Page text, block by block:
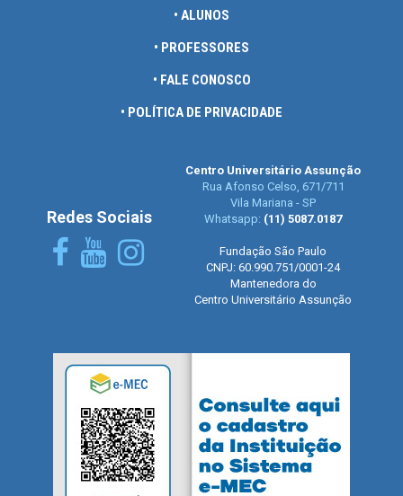
• ALUNOS
• PROFESSORES
• FALE CONOSCO
• POLÍTICA DE PRIVACIDADE
Redes Sociais
Centro Universitário Assunção
Rua Afonso Celso, 671/711
Vila Mariana - SP
Whatsapp: (11) 5087.0187
Fundação São Paulo
CNPJ: 60.990.751/0001-24
Mantenedora do
Centro Universitário Assunção